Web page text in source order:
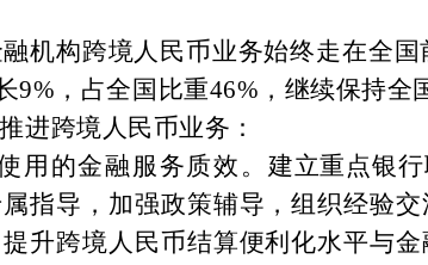
机构跨境人民币业务始终走在全国
，占全国比重46%，继续保持全
进跨境人民币业务：
用的金融服务质效。 建立重点银
指导，加强政策辅导，组织经验
升跨境人民币结算便利化水平与